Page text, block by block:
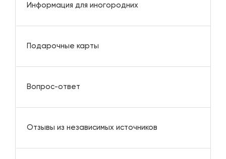
Информация для иногородних
Подарочные карты
Вопрос-ответ
Отзывы из независимых источников